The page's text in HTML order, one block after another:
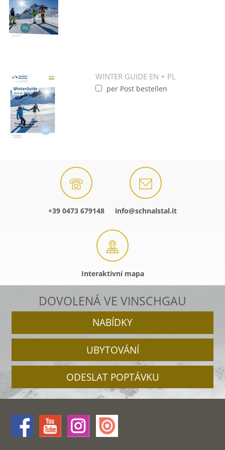
WINTER GUIDE EN + PL
per Post bestellen
+39 0473 679148 info@schnalstal.it
Interaktivní mapa
DOVOLENÁ VE VINSCHGAU
NABÍDKY
UBYTOVÁNÍ
ODESLAT POPTÁVKU